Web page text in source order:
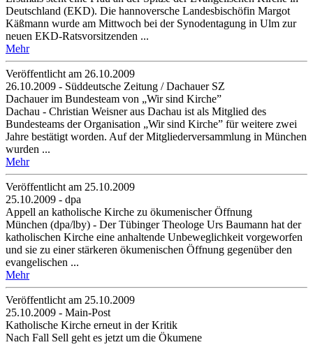
Deutschland (EKD). Die hannoversche Landesbischöfin Margot
Käßmann wurde am Mittwoch bei der Synodentagung in Ulm zur
neuen EKD-Ratsvorsitzenden ...
Mehr
Veröffentlicht am 26­.10.2009
26.10.2009 - Süddeutsche Zeitung / Dachauer SZ
Dachauer im Bundesteam von „Wir sind Kirche”
Dachau - Christian Weisner aus Dachau ist als Mitglied des
Bundesteams der Organisation „Wir sind Kirche” für weitere zwei
Jahre bestätigt worden. Auf der Mitgliederversammlung in München
wurden ...
Mehr
Veröffentlicht am 25­.10.2009
25.10.2009 - dpa
Appell an katholische Kirche zu ökumenischer Öffnung
München (dpa/lby) - Der Tübinger Theologe Urs Baumann hat der
katholischen Kirche eine anhaltende Unbeweglichkeit vorgeworfen
und sie zu einer stärkeren ökumenischen Öffnung gegenüber den
evangelischen ...
Mehr
Veröffentlicht am 25­.10.2009
25.10.2009 - Main-Post
Katholische Kirche erneut in der Kritik
Nach Fall Sell geht es jetzt um die Ökumene